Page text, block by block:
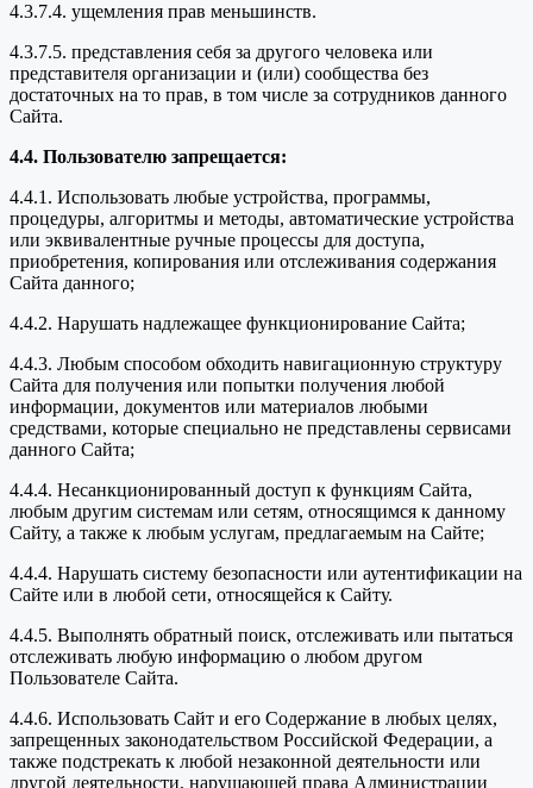
4.3.7.4. ущемления прав меньшинств.
4.3.7.5. представления себя за другого человека или
представителя организации и (или) сообщества без
достаточных на то прав, в том числе за сотрудников данного
Сайта.
4.4. Пользователю запрещается:
4.4.1. Использовать любые устройства, программы,
процедуры, алгоритмы и методы, автоматические устройства
или эквивалентные ручные процессы для доступа,
приобретения, копирования или отслеживания содержания
Сайта данного;
4.4.2. Нарушать надлежащее функционирование Сайта;
4.4.3. Любым способом обходить навигационную структуру
Сайта для получения или попытки получения любой
информации, документов или материалов любыми
средствами, которые специально не представлены сервисами
данного Сайта;
4.4.4. Несанкционированный доступ к функциям Сайта,
любым другим системам или сетям, относящимся к данному
Сайту, а также к любым услугам, предлагаемым на Сайте;
4.4.4. Нарушать систему безопасности или аутентификации на
Сайте или в любой сети, относящейся к Сайту.
4.4.5. Выполнять обратный поиск, отслеживать или пытаться
отслеживать любую информацию о любом другом
Пользователе Сайта.
4.4.6. Использовать Сайт и его Содержание в любых целях,
запрещенных законодательством Российской Федерации, а
также подстрекать к любой незаконной деятельности или
другой деятельности, нарушающей права Администрации